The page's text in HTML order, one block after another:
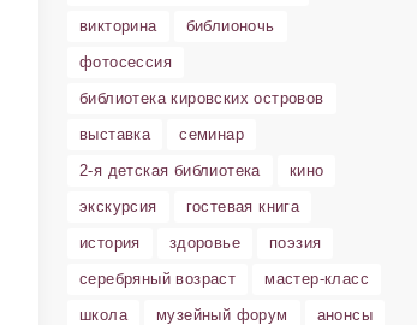
викторина
библионочь
фотосессия
библиотека кировских островов
выставка
семинар
2-я детская библиотека
кино
экскурсия
гостевая книга
история
здоровье
поэзия
серебряный возраст
мастер-класс
школа
музейный форум
анонсы